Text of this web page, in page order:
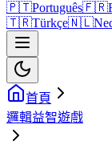
🇵🇹Português🇫🇷
🇹🇷Türkçe🇳🇱
首頁
邏輯益智遊戲